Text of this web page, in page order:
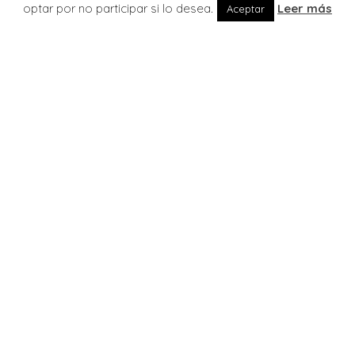
optar por no participar si lo desea.
Aceptar Leer más